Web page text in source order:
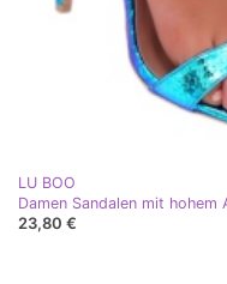
LU BOO
23,80 €